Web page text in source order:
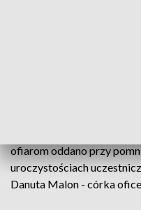
ofiarom oddano przy
uroczystościach
Danuta Malon - córka